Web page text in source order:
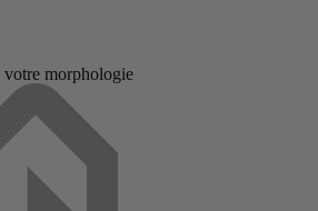
votre morphologie